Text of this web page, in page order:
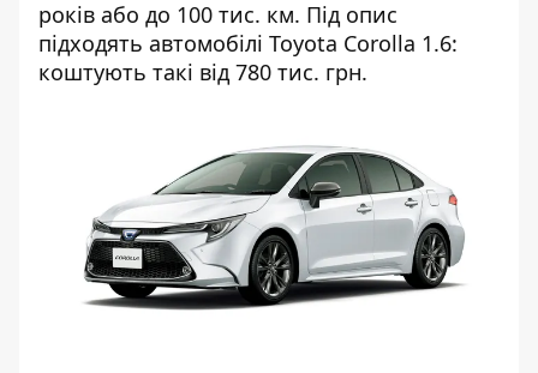
років або до 100 тис. км. Під опис
підходять автомобілі Toyota Corolla 1.6:
коштують такі від 780 тис. грн.